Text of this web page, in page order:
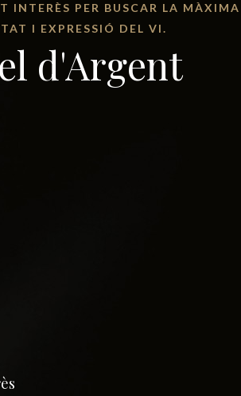
INTERÈS PER BUSCAR LA MÀXIMA
I EXPRESSIÓ DEL VI.
d'Argent